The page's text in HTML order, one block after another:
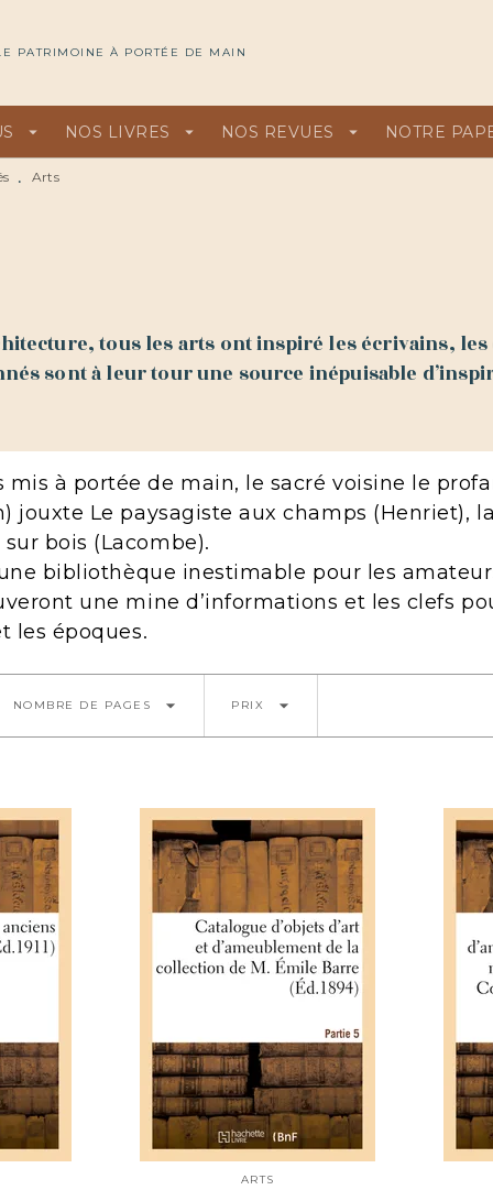
PATRIMOINE À PORTÉE DE MAIN
arrow_drop_down NOS LIVRES arrow_drop_down NOS REVUES arrow_drop_down NOTRE
• Arts
tous les arts ont inspiré les écrivains,
sont à leur tour une source inépuisable
mis à portée de main, le sacré voisine le
jouxte Le paysagiste aux champs (Henriet),
bois (Lacombe).
bibliothèque inestimable pour les
une mine d’informations et les clefs
les époques.
NOMBRE DE PAGES arrow_drop_down PRIX arrow_drop_down
ARTS